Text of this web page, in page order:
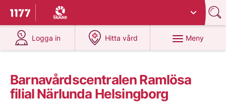
Till startsidan för 1177
Du har valt region
Logga in
på 1177.se
Hitta vård
på 1177.se
Meny
Barnavårdscentralen Ramlösa
filial Närlunda Helsingborg